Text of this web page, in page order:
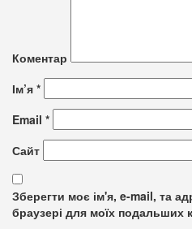
Коментар
Ім’я *
Email *
Сайт
Зберегти моє ім'я, e-mail, та
браузері для моїх подальших